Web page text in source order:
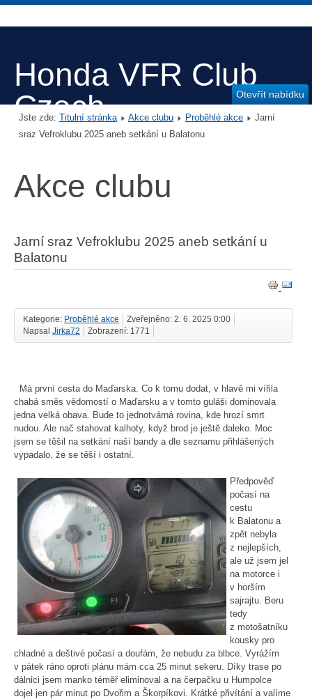
Honda VFR Club
Czech
Otevřít nabídku
Jste zde: Titulní stránka Akce clubu Proběhlé akce
Jarní
sraz Vefroklubu 2025 aneb setkání u Balatonu
Akce clubu
Jarní sraz Vefroklubu 2025 aneb setkání u
Balatonu
Kategorie: Proběhlé akce
Zveřejněno: 2. 6. 2025 0:00
Napsal Jirka72 Zobrazení: 1771
Má první cesta do Maďarska. Co k tomu dodat, v hlavě mi vířila
chabá směs vědomostí o Maďarsku a v tomto guláši dominovala
jedna velká obava. Bude to jednotvárná rovina, kde hrozí smrt
nudou. Ale nač stahovat kalhoty, když brod je ještě daleko. Moc
jsem se těšil na setkání naší bandy a dle seznamu přihlášených
vypadalo, že se těší i ostatní.
Předpověď
počasí na
cestu
k Balatonu a
zpět nebyla
z nejlepších,
ale už jsem jel
na motorce i
v horším
sajrajtu. Beru
tedy
z motošatníku
kousky pro
chladné a deštivé počasí a doufám, že nebudu za blbce. Vyrážím
v pátek ráno oproti plánu mám cca 25 minut sekeru. Díky trase po
dálnici jsem manko téměř eliminoval a na čerpačku u Humpolce
dojel jen pár minut po Dvořim a Škorpíkovi. Krátké přivítání a valíme